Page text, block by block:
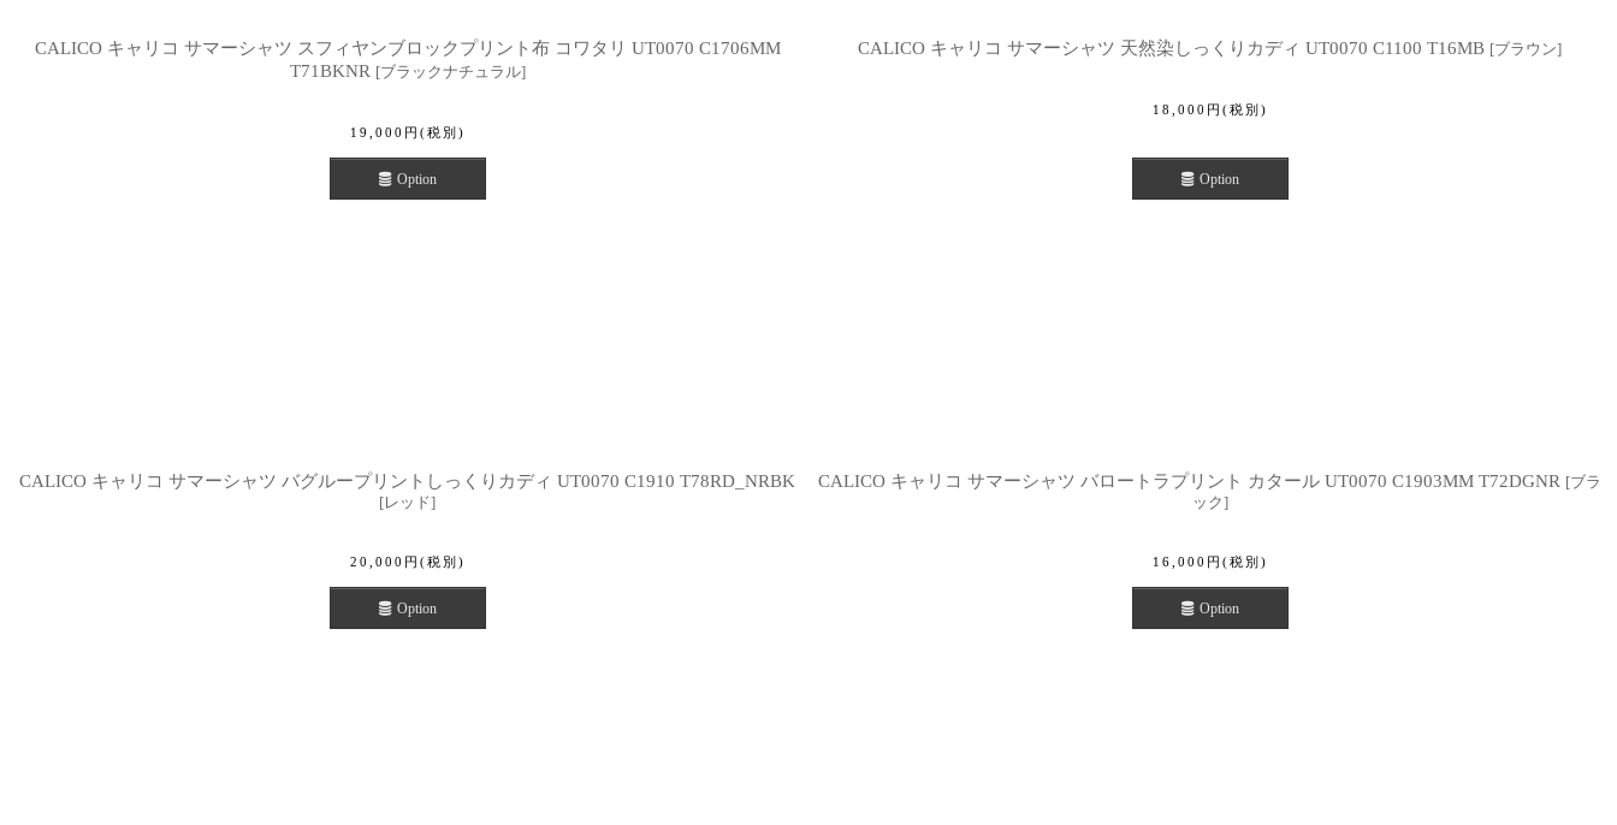
CALICO キャリコ サマーシャツ スフィヤンブロックプリント布 コワタリ UT0070 C1706MM
T71BKNR [ブラックナチュラル]
19,000 円 (税別)
Option
CALICO キャリコ サマーシャツ 天然染しっくりカディ UT0070 C1100 T16MB [ブラウン]
18,000 円 (税別)
Option
CALICO キャリコ サマーシャツ バグループリントしっくりカディ UT0070 C1910 T78RD_NRBK
[レッド]
20,000 円 (税別)
Option
CALICO キャリコ サマーシャツ バロートラプリント カタール UT0070 C1903MM T72DGNR [ブラ
ック]
16,000 円 (税別)
Option